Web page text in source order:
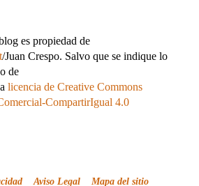
es propiedad de
/Juan Crespo. Salvo que se indique lo
de
licencia de Creative Commons
CompartirIgual 4.0
Aviso Legal Mapa del sitio